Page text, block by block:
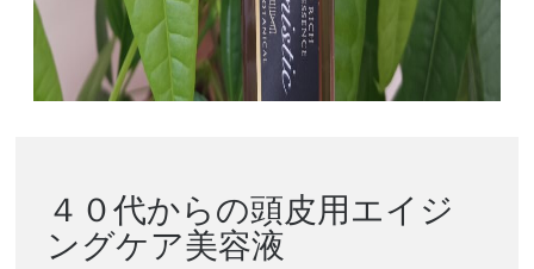
４０代からの頭皮用エイジ
ングケア美容液